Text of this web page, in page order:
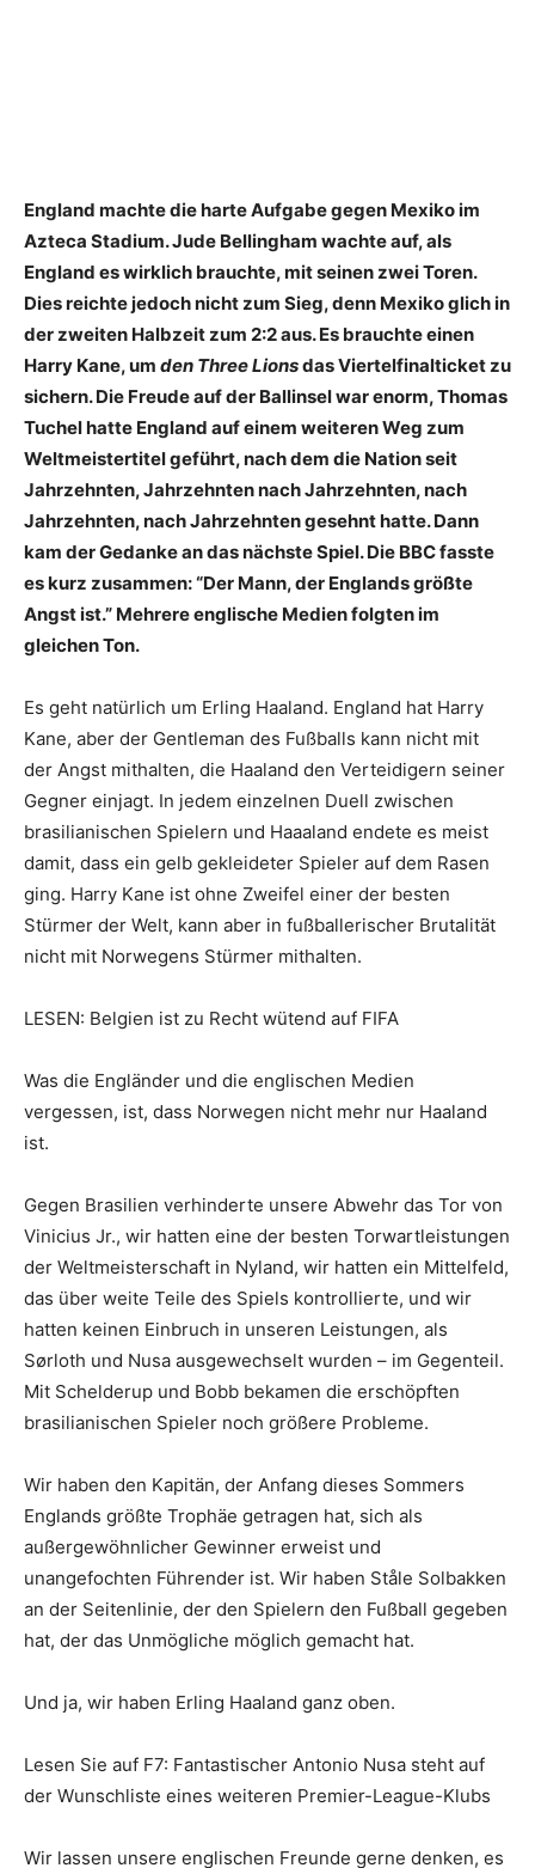
England machte die harte Aufgabe gegen Mexiko im
Azteca Stadium. Jude Bellingham wachte auf, als
England es wirklich brauchte, mit seinen zwei Toren.
Dies reichte jedoch nicht zum Sieg, denn Mexiko glich in
der zweiten Halbzeit zum 2:2 aus. Es brauchte einen
Harry Kane, um den Three Lionsdas Viertelfinalticket zu
sichern. Die Freude auf der Ballinsel war enorm, Thomas
Tuchel hatte England auf einem weiteren Weg zum
Weltmeistertitel geführt, nach dem die Nation seit
Jahrzehnten, Jahrzehnten nach Jahrzehnten, nach
Jahrzehnten, nach Jahrzehnten gesehnt hatte. Dann
kam der Gedanke an das nächste Spiel. Die BBC fasste
es kurz zusammen: “Der Mann, der Englands größte
Angst ist.” Mehrere englische Medien folgten im
gleichen Ton.
Es geht natürlich um Erling Haaland. England hat Harry
Kane, aber der Gentleman des Fußballs kann nicht mit
der Angst mithalten, die Haaland den Verteidigern seiner
Gegner einjagt. In jedem einzelnen Duell zwischen
brasilianischen Spielern und Haaaland endete es meist
damit, dass ein gelb gekleideter Spieler auf dem Rasen
ging. Harry Kane ist ohne Zweifel einer der besten
Stürmer der Welt, kann aber in fußballerischer Brutalität
nicht mit Norwegens Stürmer mithalten.
LESEN: Belgien ist zu Recht wütend auf FIFA
Was die Engländer und die englischen Medien
vergessen, ist, dass Norwegen nicht mehr nur Haaland
ist.
Gegen Brasilien verhinderte unsere Abwehr das Tor von
Vinicius Jr., wir hatten eine der besten Torwartleistungen
der Weltmeisterschaft in Nyland, wir hatten ein Mittelfeld,
das über weite Teile des Spiels kontrollierte, und wir
hatten keinen Einbruch in unseren Leistungen, als
Sørloth und Nusa ausgewechselt wurden – im Gegenteil.
Mit Schelderup und Bobb bekamen die erschöpften
brasilianischen Spieler noch größere Probleme.
Wir haben den Kapitän, der Anfang dieses Sommers
Englands größte Trophäe getragen hat, sich als
außergewöhnlicher Gewinner erweist und
unangefochten Führender ist. Wir haben Ståle Solbakken
an der Seitenlinie, der den Spielern den Fußball gegeben
hat, der das Unmögliche möglich gemacht hat.
Und ja, wir haben Erling Haaland ganz oben.
Lesen Sie auf F7: Fantastischer Antonio Nusa steht auf
der Wunschliste eines weiteren Premier-League-Klubs
Wir lassen unsere englischen Freunde gerne denken, es